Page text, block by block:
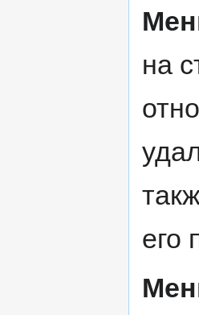
на
его